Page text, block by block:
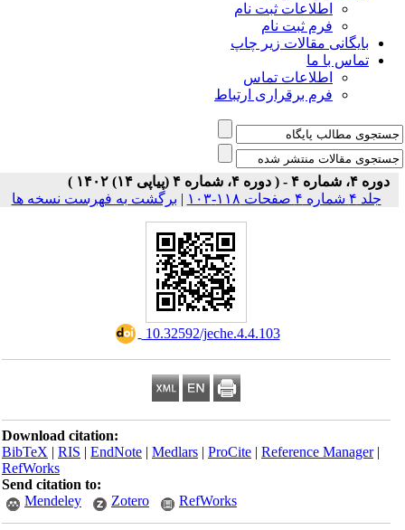
اطلاعات ثبت نام
فرم ثبت نام
بایگانی مقالات زیر چاپ
تماس با ما
اطلاعات تماس
فرم برقراری ارتباط
دوره ۴، شماره ۴ - ( دوره ۴، شماره ۴ (پیاپی ۱۴) ۱۴۰۲ )
جلد ۴ شماره ۴ صفحات ۱۱۸-۱۰۳
| برگشت به فهرست نسخه ها
‎ 10.32592/jeche.4.4.103
Download citation:
BibTeX|RIS|EndNote|Medlars|ProCite|Reference Manager
RefWorks
Send citation to:
Mendeley
Zotero RefWorks